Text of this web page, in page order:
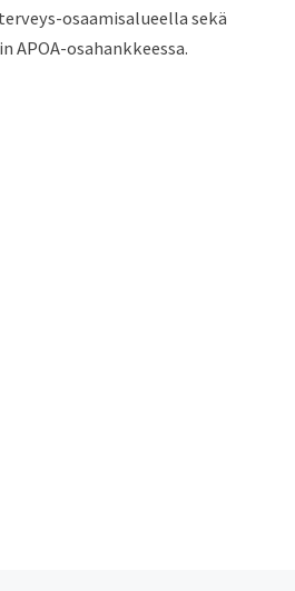
osaamisalueella sekä
osahankkeessa.